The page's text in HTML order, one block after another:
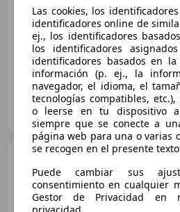
07/2017 152.910 km
OCASIONPLUS SEVILLA CENTRO II
ES-41007 Sevilla
120
Las cookies, los
identificadores online de
ej., los identificadores
los identificadores
identificadores basados en
información (p. ej., la
navegador, el idioma, el
tecnologías compatibles,
o leerse en tu dispositivo
siempre que se conecte a
página web para una o varias
se recogen en el presente
Puede cambiar sus
consentimiento en cualquier
Gestor de Privacidad en